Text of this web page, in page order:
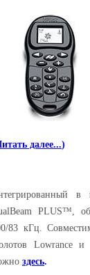
далее...)
в
PLUS™,
83 кГц.
Lowrance
здесь.